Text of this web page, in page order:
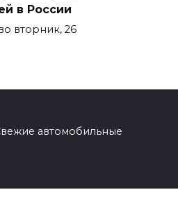
в России
вторник, 26
автомобильные